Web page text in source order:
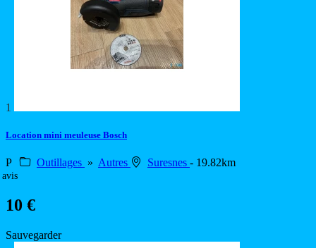
1
Location mini meuleuse Bosch
P Outillages » Autres Suresnes - 19.82km
avis
10 €
Sauvegarder